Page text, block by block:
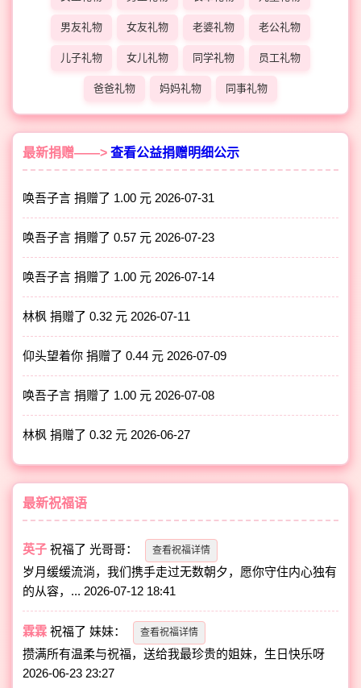
男友礼物 女友礼物 老婆礼物 老公礼物
儿子礼物 女儿礼物 同学礼物 员工礼物
爸爸礼物 妈妈礼物 同事礼物
最新捐赠——> 查看公益捐赠明细公示
唤吾子言 捐赠了 1.00 元 2026-07-31
唤吾子言 捐赠了 0.57 元 2026-07-23
唤吾子言 捐赠了 1.00 元 2026-07-14
林枫 捐赠了 0.32 元 2026-07-11
仰头望着你 捐赠了 0.44 元 2026-07-09
唤吾子言 捐赠了 1.00 元 2026-07-08
林枫 捐赠了 0.32 元 2026-06-27
最新祝福语
英子 祝福了光哥哥： 查看祝福详情
岁月缓缓流淌，我们携手走过无数朝夕，愿你守住内心独有
的从容，... 2026-07-12 18:41
霖霖 祝福了妹妹： 查看祝福详情
攒满所有温柔与祝福，送给我最珍贵的姐妹，生日快乐呀
2026-06-23 23:27